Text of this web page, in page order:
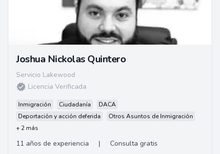
Joshua Nickolas Quintero
Servicio Lakewood
Licencia Verificada
Inmigración Ciudadanía
DACA
Deportación y acción deferida
Otros Asuntos de Inmigración
+ 2 más
11 años de experiencia |
Consulta gratis